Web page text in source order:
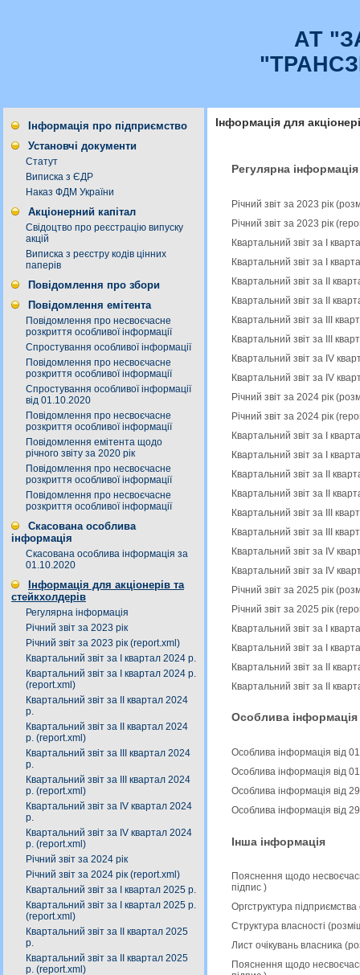
АТ
Інформація про підприємство
Установчі документи
Статут
Виписка з ЄДР
Наказ ФДМ України
Акціонерний капітал
Свідоцтво про реєстрацію випуску
акцій
Виписка з реєстру кодів цінних
паперів
Повідомлення про збори
Повідомлення емітента
Повідомлення про несвоєчасне
розкриття особливої інформації
Спростування особливої інформації
Повідомлення про несвоєчасне
розкриття особливої інформації
Спростування особливої інформації
від 01.10.2020
Повідомлення про несвоєчасне
розкриття особливої інформації
Повідомлення емітента щодо
річного звіту за 2020 рік
Повідомлення про несвоєчасне
розкриття особливої інформації
Повідомлення про несвоєчасне
розкриття особливої інформації
Скасована особлива
інформація
Скасована особлива інформація за
01.10.2020
Інформація для акціонерів та
стейкхолдерів
Регулярна інформація
Річний звіт за 2023 рік
Річний звіт за 2023 рік (report.xml)
Квартальний звіт за І квартал 2024 р.
Квартальний звіт за І квартал 2024 р.
(report.xml)
Квартальний звіт за ІІ квартал 2024
р.
Квартальний звіт за ІІ квартал 2024
р. (report.xml)
Квартальний звіт за IІІ квартал 2024
р.
Квартальний звіт за ІIІ квартал 2024
р. (report.xml)
Квартальний звіт за IV квартал 2024
р.
Квартальний звіт за ІV квартал 2024
р. (report.xml)
Річний звіт за 2024 рік
Річний звіт за 2024 рік (report.xml)
Квартальний звіт за І квартал 2025 р.
Квартальний звіт за І квартал 2025 р.
(report.xml)
Квартальний звіт за ІІ квартал 2025
р.
Квартальний звіт за ІІ квартал 2025
р. (report.xml)
Інформація для
Регулярна інформація
Річний звіт за 2023 рік
Річний звіт за 2023 рік
Квартальний звіт за І
Квартальний звіт за І
Квартальний звіт за ІІ
Квартальний звіт за ІІ
Квартальний звіт за IІІ
Квартальний звіт за ІIІ
Квартальний звіт за IV
Квартальний звіт за ІV
Річний звіт за 2024 рік
Річний звіт за 2024 рік
Квартальний звіт за І
Квартальний звіт за І
Квартальний звіт за ІІ
Квартальний звіт за ІІ
Квартальний звіт за ІIІ
Квартальний звіт за ІІІ
Квартальний звіт за ІV
Квартальний звіт за ІV
Річний звіт за 2025 рік
Річний звіт за 2025 рік
Квартальний звіт за І
Квартальний звіт за І
Квартальний звіт за ІІ
Квартальний звіт за ІІ
Особлива інформація
Особлива інформація від
Особлива інформація від
Особлива інформація від
Особлива інформація від
Інша інформація
Пояснення щодо
підпис )
Оргструктура
Структура власності
Лист очікувань власника
Пояснення щодо